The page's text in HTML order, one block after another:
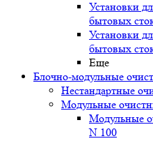
Установки
бытовых
Установки
бытовых
Еще
Блочно-модульные
Нестандартные
Модульные
Модульные
N 100